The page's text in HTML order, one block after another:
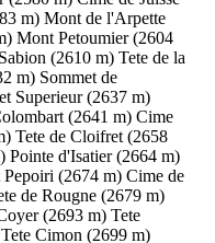
m) Mont de l'Arpette
Mont Petoumier (2604
(2610 m) Tete de la
m) Sommet de
Superieur (2637 m)
(2641 m) Cime
Tete de Cloifret (2658
Pointe d'Isatier (2664 m)
(2674 m) Cime de
de Rougne (2679 m)
(2693 m) Tete
Tete Cimon (2699 m)